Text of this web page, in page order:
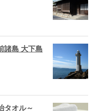
諸島 大下島
タオル～